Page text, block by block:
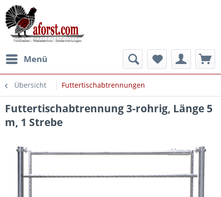
Menü
Übersicht Futtertischabtrennungen
Futtertischabtrennung 3-rohrig, Länge 5
m, 1 Strebe